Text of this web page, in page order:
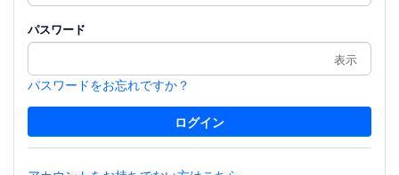
パスワード
表示
パスワードをお忘れですか？